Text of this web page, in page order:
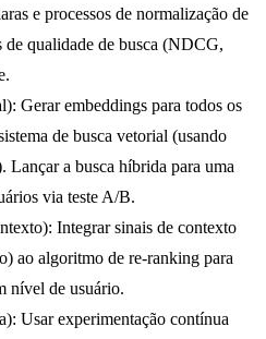
e processos de normalização de
de qualidade de busca (NDCG,
Gerar embeddings para todos os
de busca vetorial (usando
Lançar a busca híbrida para uma
via teste A/B.
Integrar sinais de contexto
ao algoritmo de re-ranking para
nível de usuário.
Usar experimentação contínua